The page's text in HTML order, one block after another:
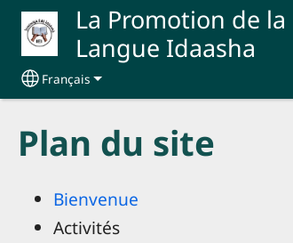
Aller au contenu principal
La Promotion de la
Langue Idaasha
Select your language
Français
Plan du site
Bienvenue
Activités